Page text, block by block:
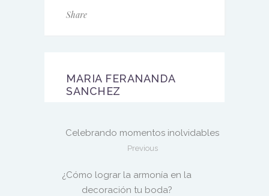
Share
MARIA FERANANDA
SANCHEZ
Celebrando momentos inolvidables
Previous
¿Cómo lograr la armonía en la
decoración tu boda?